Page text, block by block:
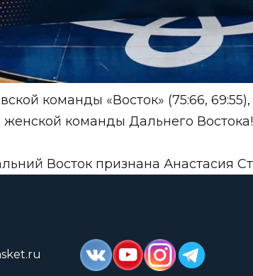
команды «Восток» (75:66,
команды Дальнего Востока!
Восток признана Анастасия